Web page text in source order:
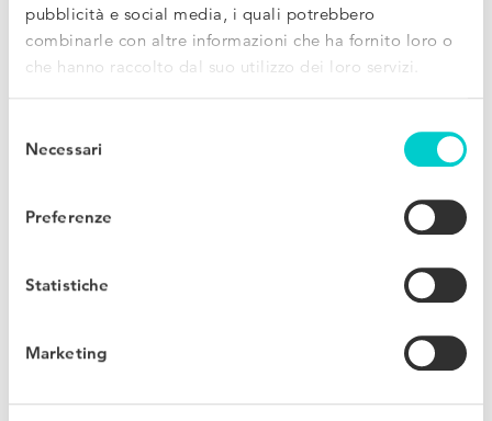
pubblicità e social media, i quali potrebbero
combinarle con altre informazioni che ha fornito loro o
che hanno raccolto dal suo utilizzo dei loro servizi.
delNecessari
Preferenze
Statistiche
Marketing